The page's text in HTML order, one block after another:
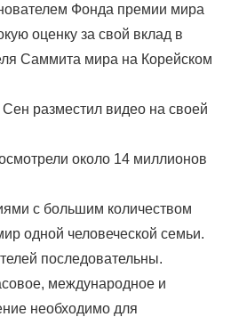
Фонда премии мира
оценку за свой вклад в
Саммита мира на Корейском
разместил видео на своей
около 14 миллионов
с большим количеством
одной человеческой семьи.
последовательны.
международное и
необходимо для